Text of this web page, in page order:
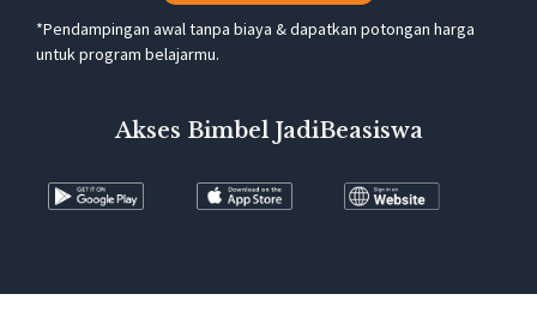
*Pendampingan awal tanpa biaya & dapatkan potongan harga
untuk program belajarmu.
Akses Bimbel JadiBeasiswa